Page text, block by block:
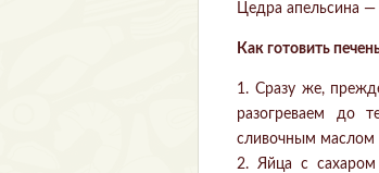
Цедра апельсина —
Как готовить
1. Сразу же,
разогреваем до
сливочным маслом
2. Яйца с сахаром